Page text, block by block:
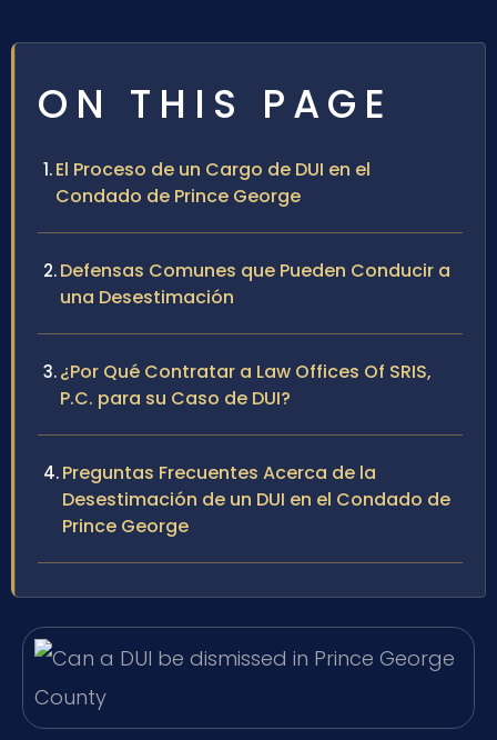
ON THIS PAGE
El Proceso de un Cargo de DUI en el
Condado de Prince George
Defensas Comunes que Pueden Conducir a
una Desestimación
¿Por Qué Contratar a Law Offices Of SRIS,
P.C. para su Caso de DUI?
Preguntas Frecuentes Acerca de la
Desestimación de un DUI en el Condado de
Prince George